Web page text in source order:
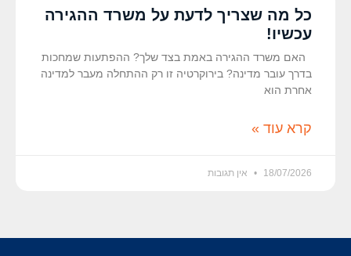
כל מה שצריך לדעת על משרד ההגירה
עכשיו!
האם משרד ההגירה באמת בצד שלך? ההפתעות שמחכות
בדרך עובר מדינה? בירוקרטיה זו רק ההתחלה מעבר למדינה
אחרת הוא
קרא עוד »
18/07/2026 אין תגובות